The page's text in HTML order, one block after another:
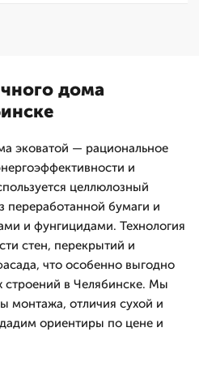
дома
эковатой — рациональное
и
целлюлозный
переработанной бумаги и
и фунгицидами. Технология
стен, перекрытий и
что особенно выгодно
строений в Челябинске. Мы
монтажа, отличия сухой и
ориентиры по цене и